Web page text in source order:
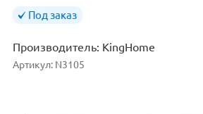
Под заказ
Производитель: KingHome
Артикул: N3105